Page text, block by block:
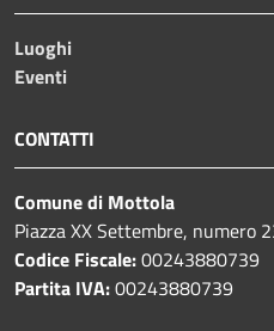
Luoghi
Eventi
CONTATTI
Comune di Mottola
Piazza XX Settembre, numero
Codice Fiscale:00243880739
Partita IVA:00243880739